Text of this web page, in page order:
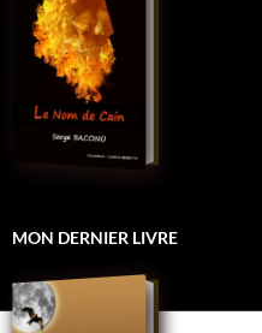
MON DERNIER LIVRE